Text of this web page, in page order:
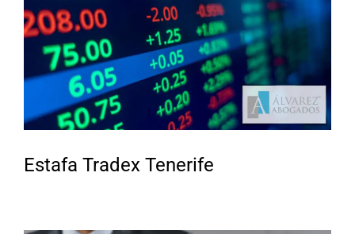
Estafa Tradex Tenerife